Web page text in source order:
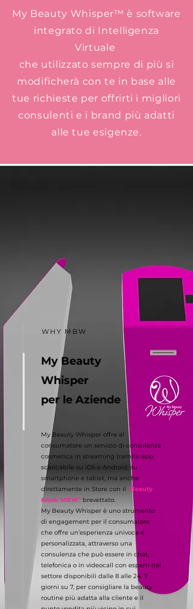
My Beauty Whisper™ è software
integrato di Intelligenza
Virtuale
che utilizzato sempre di più si
modificherà con te in base alle
tue richieste per offrirti i migliori
consulenti e i brand più adatti
alle tue esigenze.
WHY MBW
My Beauty
Whisper
per le Aziende
My Beauty Whisper offre al
consumatore un servizio di consulenza
cosmetica in streaming tramite app,
scaricabile su iOS e Android, su
smartphone e tablet, ma anche
direttamente in Store con il "Beauty
Kiosk MBW" brevettato.
My Beauty Whisper è uno strumento
di engagement per il consumatore
che offre un’esperienza univoca e
personalizzata, attraverso una
consulenza che può essere in chat,
telefonica o in videocall con esperti del
settore disponibili dalle 8 alle 24, 7
giorni su 7, per consigliare la beauty
routine più adatta alla cliente e il